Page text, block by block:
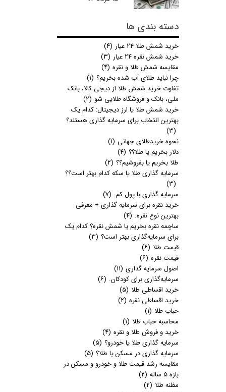
دسته بندی ها
خرید شمش طلا 24 عیار
(۴)
خرید شمش نقره 24 عیار
(۳)
مقایسه شمش طلا و نقره (۴)
چرا نباید طلای آب شده بخریم؟ (۱)
تفاوت خرید شمش طلا از دیجی کالا، بانک
ملی، بانک و فروشگاه طلایی شو (۲)
خرید شمش طلا یا ارز دیجیتال: کدام یک
بهترین انتخاب برای سرمایه گذاری هستند؟
(۳)
نحوه خریدطلای جهانی (۱)
دلار بخریم یا طلا؟؟ (۴)
طلا بخریم یا بفروشیم؟؟ (۲)
سرمایه گذاری طلا یا سکه کدام بهتر است؟؟
(۳)
سرمایه گذاری با پول کم. (۷)
خرید نقره برای سرمایه گذاری + معرفی
بهترین نوع نقره. (۴)
ساچمه نقره بخریم یا شمش نقره؟ کدام یک
برای سرمایه‌گذاری بهتر است؟ (۳)
قیمت طلا (۶)
قیمت نقره (۶)
اصول سرمایه گذاری (۱۱)
سرمایه‌گذاری برای کودکان. (۶)
خرید اقساطی طلا (۵)
خرید اقساطی نقره (۲)
حباب طلا (۱)
محاسبه حباب طلا (۱)
خرید و فروش طلا و نقره (۴)
سرمایه گذاری طلا یا خودرو؟ (۵)
سرمایه گذاری در مسکن یا طلا؟ (۵)
مقایسه رشد قیمت طلا و خودرو و مسکن در
بازه 5 ساله
(۲)
مظنه طلا (۲)